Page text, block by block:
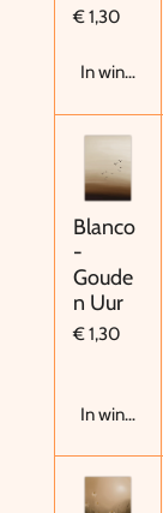
€ 1,30
In
Blanco
-
Goude
n Uur
€ 1,30
In